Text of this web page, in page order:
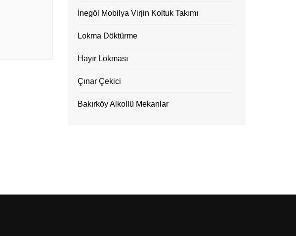
İnegöl Mobilya Virjin Koltuk Takımı
Lokma Döktürme
Hayır Lokması
Çınar Çekici
Bakırköy Alkollü Mekanlar